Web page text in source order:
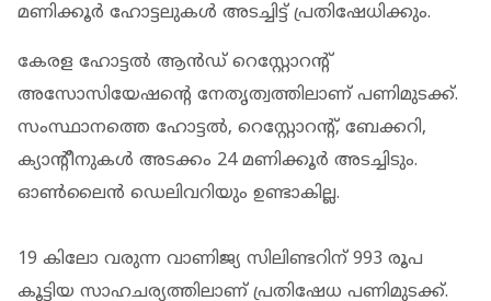
മണിക്കൂർ ഹോട്ടലുകൾ അടച്ചിട്ട് പ്രതിഷേധിക്കും.
കേരള ഹോട്ടൽ ആൻഡ് റെസ്റ്റോറൻ്റ്
അസോസിയേഷൻ്റെ നേതൃത്വത്തിലാണ് പണിമുടക്ക്.
സംസ്ഥാനത്തെ ഹോട്ടൽ, റെസ്റ്റോറൻ്റ്, ബേക്കറി,
ക്യാൻ്റീനുകൾ അടക്കം 24 മണിക്കൂർ അടച്ചിടും.
ഓൺലൈൻ ഡെലിവറിയും ഉണ്ടാകില്ല.
19 കിലോ വരുന്ന വാണിജ്യ സിലിണ്ടറിന് 993 രൂപ
കൂട്ടിയ സാഹചര്യത്തിലാണ് പ്രതിഷേധ പണിമുടക്ക്.